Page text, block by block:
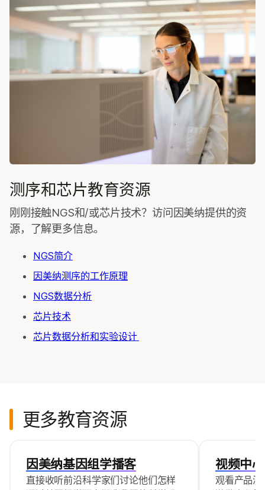
测序和芯片教育资源
刚刚接触NGS和/或芯片技术？访问因美纳提供的资
源，了解更多信息。
NGS简介
因美纳测序的工作原理
NGS数据分析
芯片技术
芯片数据分析和实验设计
更多教育资源
因美纳基因组学播客
直接收听前沿科学家们讨论他们怎样
视频中心
观看产品